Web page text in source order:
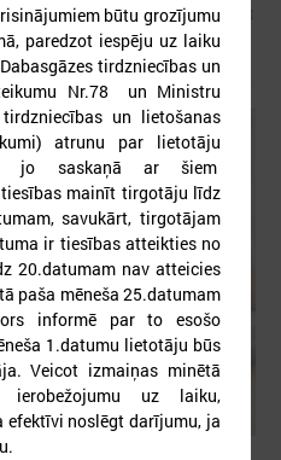
bērnu profilakses iestādi nedrīkst
būtu grozījumu
paredzot iespēju uz laiku
tirdzniecības un
Nr.78 un Ministru
un lietošanas
atrunu par lietotāju
jo saskaņā ar šiem
mainīt tirgotāju līdz
savukārt, tirgotājam
ir tiesības atteikties no
20.datumam nav atteicies
paša mēneša 25.datumam
informē par to esošo
1.datumu lietotāju būs
Veicot izmaiņas minētā
uz laiku,
noslēgt darījumu, ja